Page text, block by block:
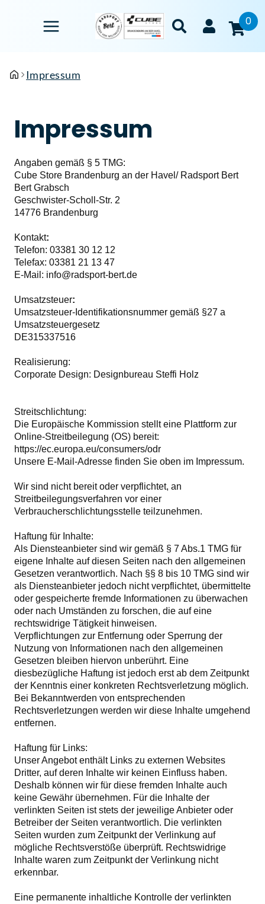
0
Impressum
Impressum
Angaben gemäß § 5 TMG:
Cube Store Brandenburg an der Havel/ Radsport Bert
Bert Grabsch
Geschwister-Scholl-Str. 2
14776 Brandenburg
Kontakt:
Telefon: 03381 30 12 12
Telefax: 03381 21 13 47
E-Mail: info@radsport-bert.de
Umsatzsteuer:
Umsatzsteuer-Identifikationsnummer gemäß §27 a
Umsatzsteuergesetz
DE315337516
Realisierung:
Corporate Design: Designbureau Steffi Holz
Streitschlichtung:
Die Europäische Kommission stellt eine Plattform zur
Online-Streitbeilegung (OS) bereit:
https://ec.europa.eu/consumers/odr
Unsere E-Mail-Adresse finden Sie oben im Impressum.
Wir sind nicht bereit oder verpflichtet, an
Streitbeilegungsverfahren vor einer
Verbraucherschlichtungsstelle teilzunehmen.
Haftung für Inhalte:
Als Diensteanbieter sind wir gemäß § 7 Abs.1 TMG für
eigene Inhalte auf diesen Seiten nach den allgemeinen
Gesetzen verantwortlich. Nach §§ 8 bis 10 TMG sind wir
als Diensteanbieter jedoch nicht verpflichtet, übermittelte
oder gespeicherte fremde Informationen zu überwachen
oder nach Umständen zu forschen, die auf eine
rechtswidrige Tätigkeit hinweisen.
Verpflichtungen zur Entfernung oder Sperrung der
Nutzung von Informationen nach den allgemeinen
Gesetzen bleiben hiervon unberührt. Eine
diesbezügliche Haftung ist jedoch erst ab dem Zeitpunkt
der Kenntnis einer konkreten Rechtsverletzung möglich.
Bei Bekanntwerden von entsprechenden
Rechtsverletzungen werden wir diese Inhalte umgehend
entfernen.
Haftung für Links:
Unser Angebot enthält Links zu externen Websites
Dritter, auf deren Inhalte wir keinen Einfluss haben.
Deshalb können wir für diese fremden Inhalte auch
keine Gewähr übernehmen. Für die Inhalte der
verlinkten Seiten ist stets der jeweilige Anbieter oder
Betreiber der Seiten verantwortlich. Die verlinkten
Seiten wurden zum Zeitpunkt der Verlinkung auf
mögliche Rechtsverstöße überprüft. Rechtswidrige
Inhalte waren zum Zeitpunkt der Verlinkung nicht
erkennbar.
Eine permanente inhaltliche Kontrolle der verlinkten